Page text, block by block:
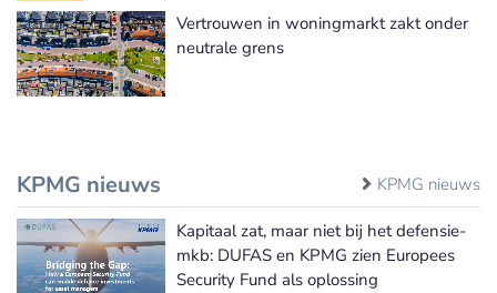
Vertrouwen in woningmarkt zakt onder
neutrale grens
KPMG nieuws KPMG nieuws
Kapitaal zat, maar niet bij het defensie-
mkb: DUFAS en KPMG zien Europees
Security Fund als oplossing